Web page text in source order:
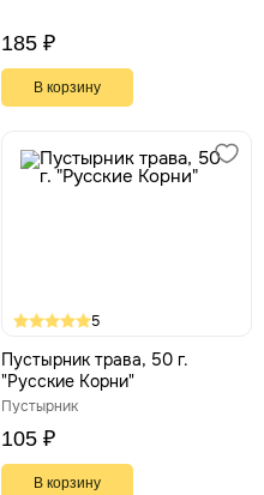
185 ₽
В корзину
5
Пустырник трава, 50 г.
"Русские Корни"
Пустырник
105 ₽
В корзину